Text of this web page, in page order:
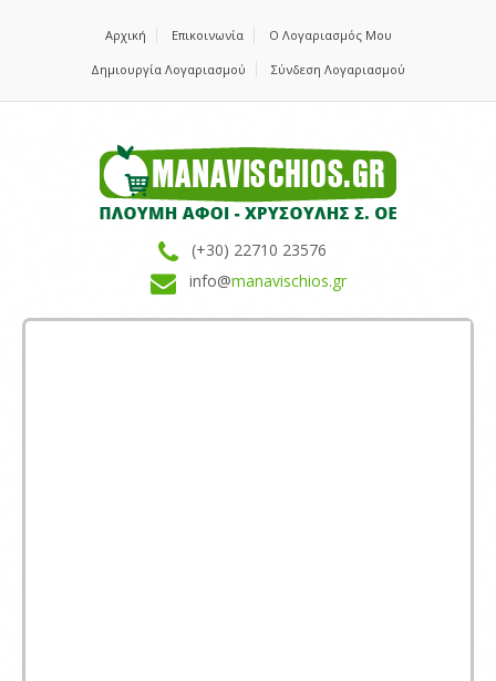
Αρχική Επικοινωνία Ο Λογαριασμός Μου
Δημιουργία Λογαριασμού Σύνδεση Λογαριασμού
(+30) 22710 23576
info@manavischios.gr